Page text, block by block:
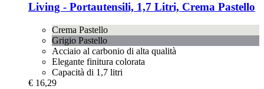
Living -​ Portautensili, 1,7 Litri, Crema Pastello
Crema Pastello
Grigio Pastello
Acciaio al carbonio di alta qualità
Elegante finitura colorata
Capacità di 1,7 litri
€ 16,29